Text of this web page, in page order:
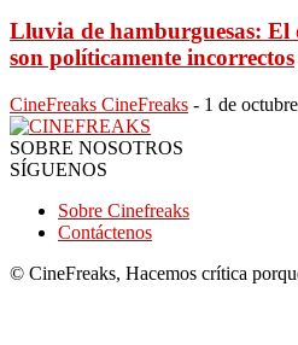
Lluvia de hamburguesas:
son políticamente incorrectos
CineFreaks CineFreaks - 1 de
SOBRE NOSOTROS
SÍGUENOS
Sobre Cinefreaks
Contáctenos
© CineFreaks, Hacemos crítica